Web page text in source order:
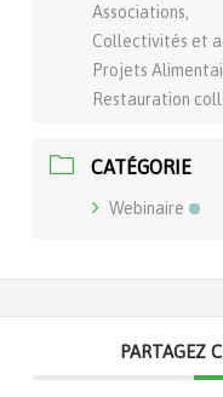
Associations,
Collectivités et
Projets
Restauration
CATÉGORIE
Webinaire
PARTAGEZ